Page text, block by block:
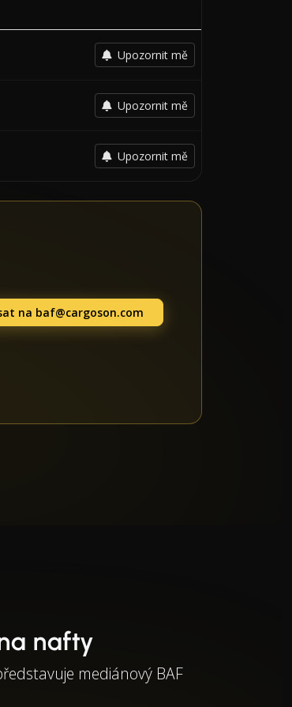
změny každého dopravce.
Upozornit mě
Upozornit mě
Upozornit mě
na baf@cargoson.com
nafty
mediánový BAF